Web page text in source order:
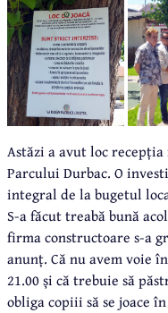
Astăzi a avut loc
Parcului Durbac. O
integral de la bugetul
S-a făcut treabă bună
firma constructoare s-a
anunț. Că nu avem voie
21.00 și că trebuie să
obliga copiii să se joace